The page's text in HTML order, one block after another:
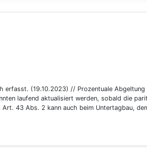
(19.10.2023) // Prozentuale Abgeltung
laufend aktualisiert werden, sobald die
43 Abs. 2 kann auch beim Untertagbau,